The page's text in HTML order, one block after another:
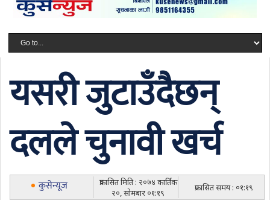
यसरी जुटाउँदैछन्
दलले चुनावी खर्च
कुसेन्यूज
प्रकासित मिति : २०७४ कार्तिक
२०, सोमबार ०१:१९
प्रकासित समय : ०१:१९